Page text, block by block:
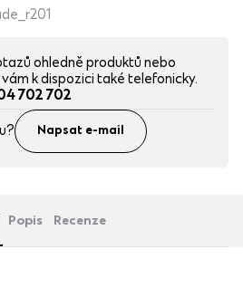
ohledně produktů nebo
k dispozici také telefonicky.
702 702
Napsat e-mail
Popis Recenze